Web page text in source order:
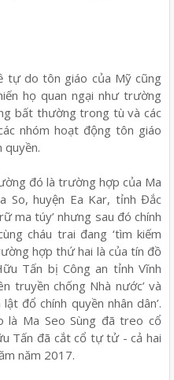
tự do tôn giáo của Mỹ cũng
họ quan ngại như trường
bất thường trong tù và các
nhóm hoạt động tôn giáo
quyền.
đó là trường hợp của Ma
So, huyện Ea Kar, tỉnh Đắc
ma túy’ nhưng sau đó chính
cháu trai đang ‘tìm kiếm
hợp thứ hai là của tín đồ
Tấn bị Công an tỉnh Vĩnh
truyền chống Nhà nước’ và
đổ chính quyền nhân dân’.
là Ma Seo Sùng đã treo cổ
Tấn đã cắt cổ tự tử - cả hai
năm 2017.